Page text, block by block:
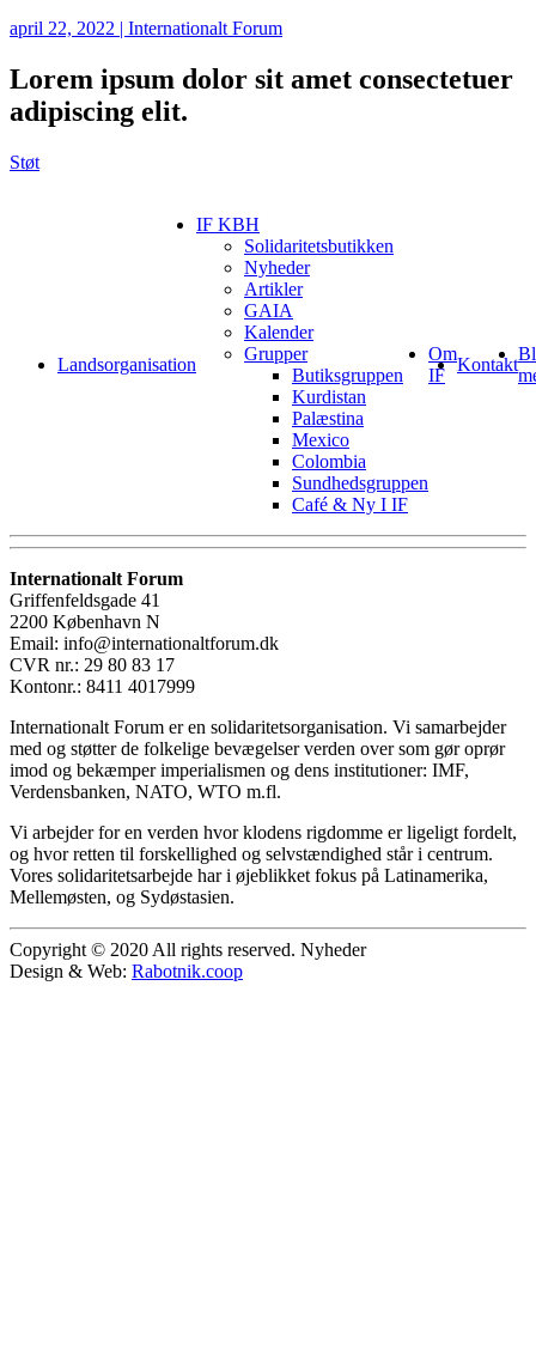
april 22, 2022 | Internationalt Forum
Lorem ipsum dolor sit amet consectetuer
adipiscing elit.
Støt
Landsorganisation
IF KBH
Solidaritetsbutikken
Nyheder
Artikler
GAIA
Kalender
Grupper
Butiksgruppen
Kurdistan
Palæstina
Mexico
Colombia
Sundhedsgruppen
Café & Ny I IF
Om
IF
Kontakt
Internationalt Forum
Griffenfeldsgade 41
2200 København N
Email: info@internationaltforum.dk
CVR nr.: 29 80 83 17
Kontonr.: 8411 4017999
Internationalt Forum er en solidaritetsorganisation. Vi samarbejder
med og støtter de folkelige bevægelser verden over som gør oprør
imod og bekæmper imperialismen og dens institutioner: IMF,
Verdensbanken, NATO, WTO m.fl.
Vi arbejder for en verden hvor klodens rigdomme er ligeligt fordelt,
og hvor retten til forskellighed og selvstændighed står i centrum.
Vores solidaritetsarbejde har i øjeblikket fokus på Latinamerika,
Mellemøsten, og Sydøstasien.
Copyright © 2020 All rights reserved. Nyheder
Design & Web: Rabotnik.coop